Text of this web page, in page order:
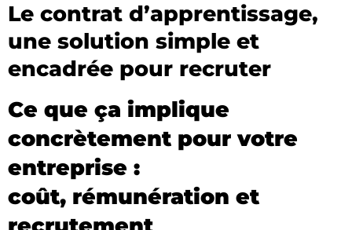
Le contrat d’apprentissage,
une solution simple et
encadrée pour recruter
Ce que ça implique
concrètement pour votre
entreprise :
coût, rémunération et